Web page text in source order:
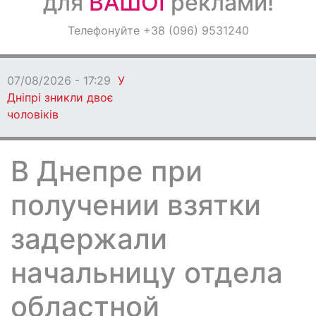
ОголошенняТелефонуйте +38 (096) 9531240
07/08/2026 - 17:29 У
Дніпрі зникли двоє
чоловіків
В Днепре при
получении взятки
задержали
начальницу отдела
областной